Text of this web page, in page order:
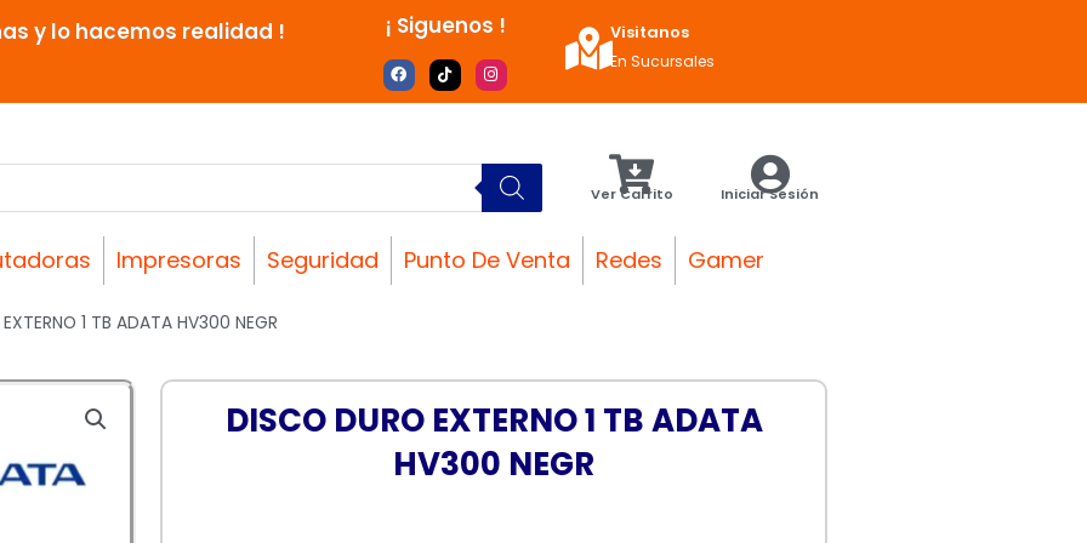
y lo hacemos realidad ! ¡ Siguenos !
F
a
o
T
i
k
I
n
g
a
m
Visitanos
En Sucursales
Ver Carrito Iniciar Sesión
Impresoras Seguridad Punto De Venta Redes Gamer
1 TB ADATA HV300 NEGR
DISCO DURO EXTERNO 1 TB ADATA
HV300 NEGR